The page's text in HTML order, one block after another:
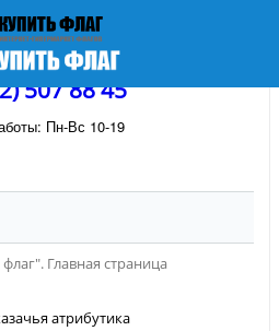
507 88 45
Пн-Вс 10-19
Главная страница
атрибутика